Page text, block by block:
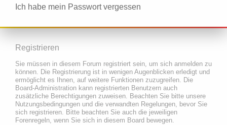
Ich habe mein Passwort vergessen
Registrieren
Sie müssen in diesem Forum registriert sein, um sich anmelden zu
können. Die Registrierung ist in wenigen Augenblicken erledigt und
ermöglicht es Ihnen, auf weitere Funktionen zuzugreifen. Die
Board-Administration kann registrierten Benutzern auch
zusätzliche Berechtigungen zuweisen. Beachten Sie bitte unsere
Nutzungsbedingungen und die verwandten Regelungen, bevor Sie
sich registrieren. Bitte beachten Sie auch die jeweiligen
Forenregeln, wenn Sie sich in diesem Board bewegen.